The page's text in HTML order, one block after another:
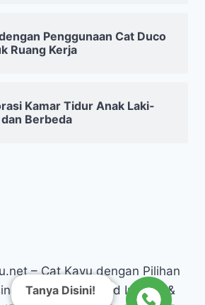
Penggunaan Cat Duco
Ruang Kerja
Kamar Tidur Anak Laki-
Berbeda
– Cat Kayu dengan Pilihan
Kayu Warna Solid Interior &
Tanya Disini!